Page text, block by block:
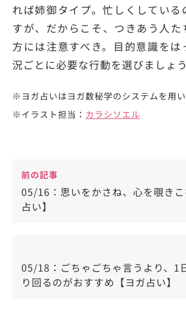
れば姉御タイプ。忙しくしている
すが、だからこそ、つきあう人た
方には注意すべき。目的意識を
況ごとに必要な行動を選びましょう
※ヨガ占いはヨガ数秘学のシステムを用い
※イラスト担当： カラシソエル
前の記事
05/16：思いをかさね、心を覗き
占い】
05/18：ごちゃごちゃ言うより、1
り回るのがおすすめ【ヨガ占い】